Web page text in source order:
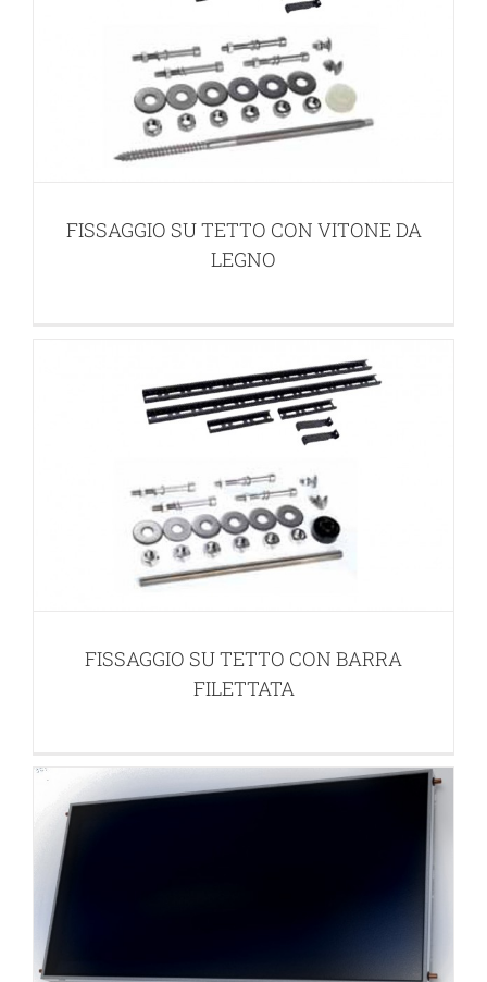
FISSAGGIO SU TETTO CON VITONE DA
LEGNO
FILETTATA
SISTEMI DI STAFFAGGIO
FISSAGGIO SU TETTO CON BARRA
FILETTATA
SGH-XL
PANNELLI SOLARI